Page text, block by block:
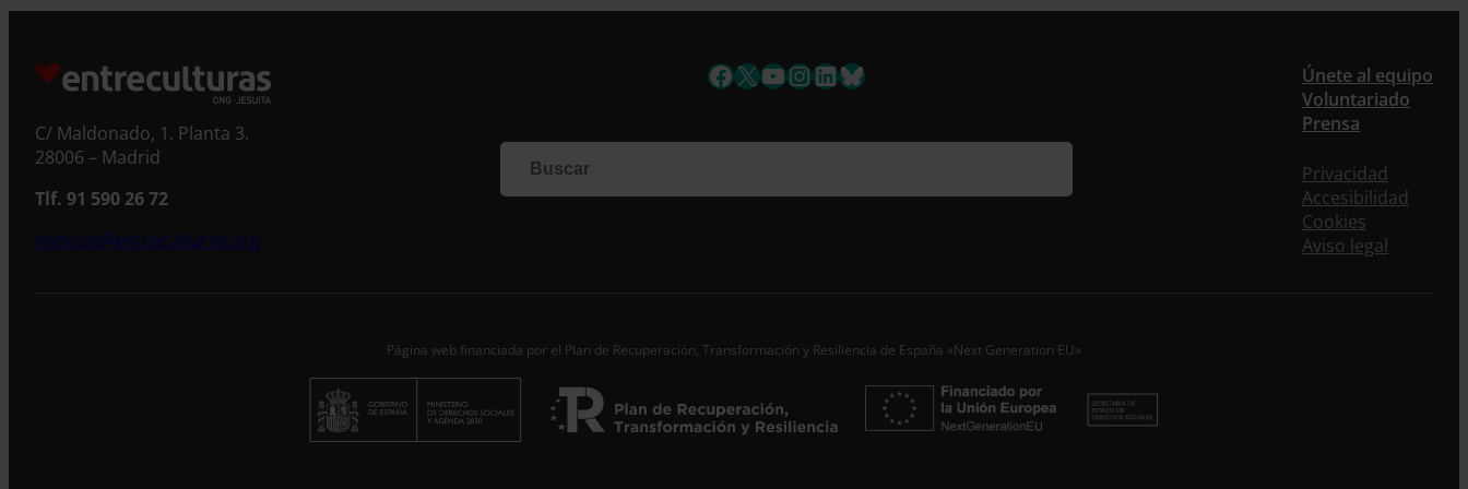
Suscríbete a la newsletter
Si quieres recibir nuestra newsletter mensual y los
información, no dejes de completar este formulario.
Al instante, te daremos de alta en nuestra base de
datos y podrás estar al tanto de todas las novedades.
Correo electrónico *
C/ Maldonado, 1. Planta 3.
28006 – Madrid
Tlf. 91 590 26 72
noticias@entreculturas.org
Facebook
X YouTube
Instagram
LinkedIn
Bluesky
Únete al equipo
Voluntariado
Prensa
Privacidad
Accesibilidad
Cookies
Aviso legal
Página web financiada por el Plan de Recuperación, Transformación y Resiliencia de España «Next Generation EU»